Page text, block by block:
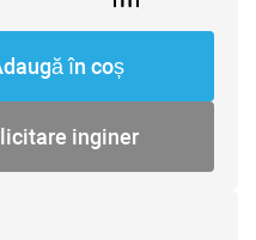
în coș
inginer